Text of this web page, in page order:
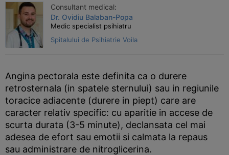
Consultant medical:
Dr. Ovidiu Balaban-Popa
Medic specialist psihiatru
Spitalului de Psihiatrie Voila
Angina pectorala este definita ca o durere
retrosternala (in spatele sternului) sau in regiunile
toracice adiacente (durere in piept) care are
caracter relativ specific: cu aparitie in accese de
scurta durata (3-5 minute), declansata cel mai
adesea de efort sau emotii si calmata la repaus
sau administrare de nitroglicerina.